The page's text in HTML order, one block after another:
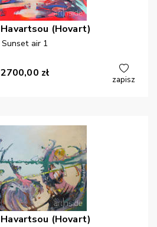
Havartsou (Hovart)
Sunset air 1
2700,00 zł
zapisz
Havartsou (Hovart)